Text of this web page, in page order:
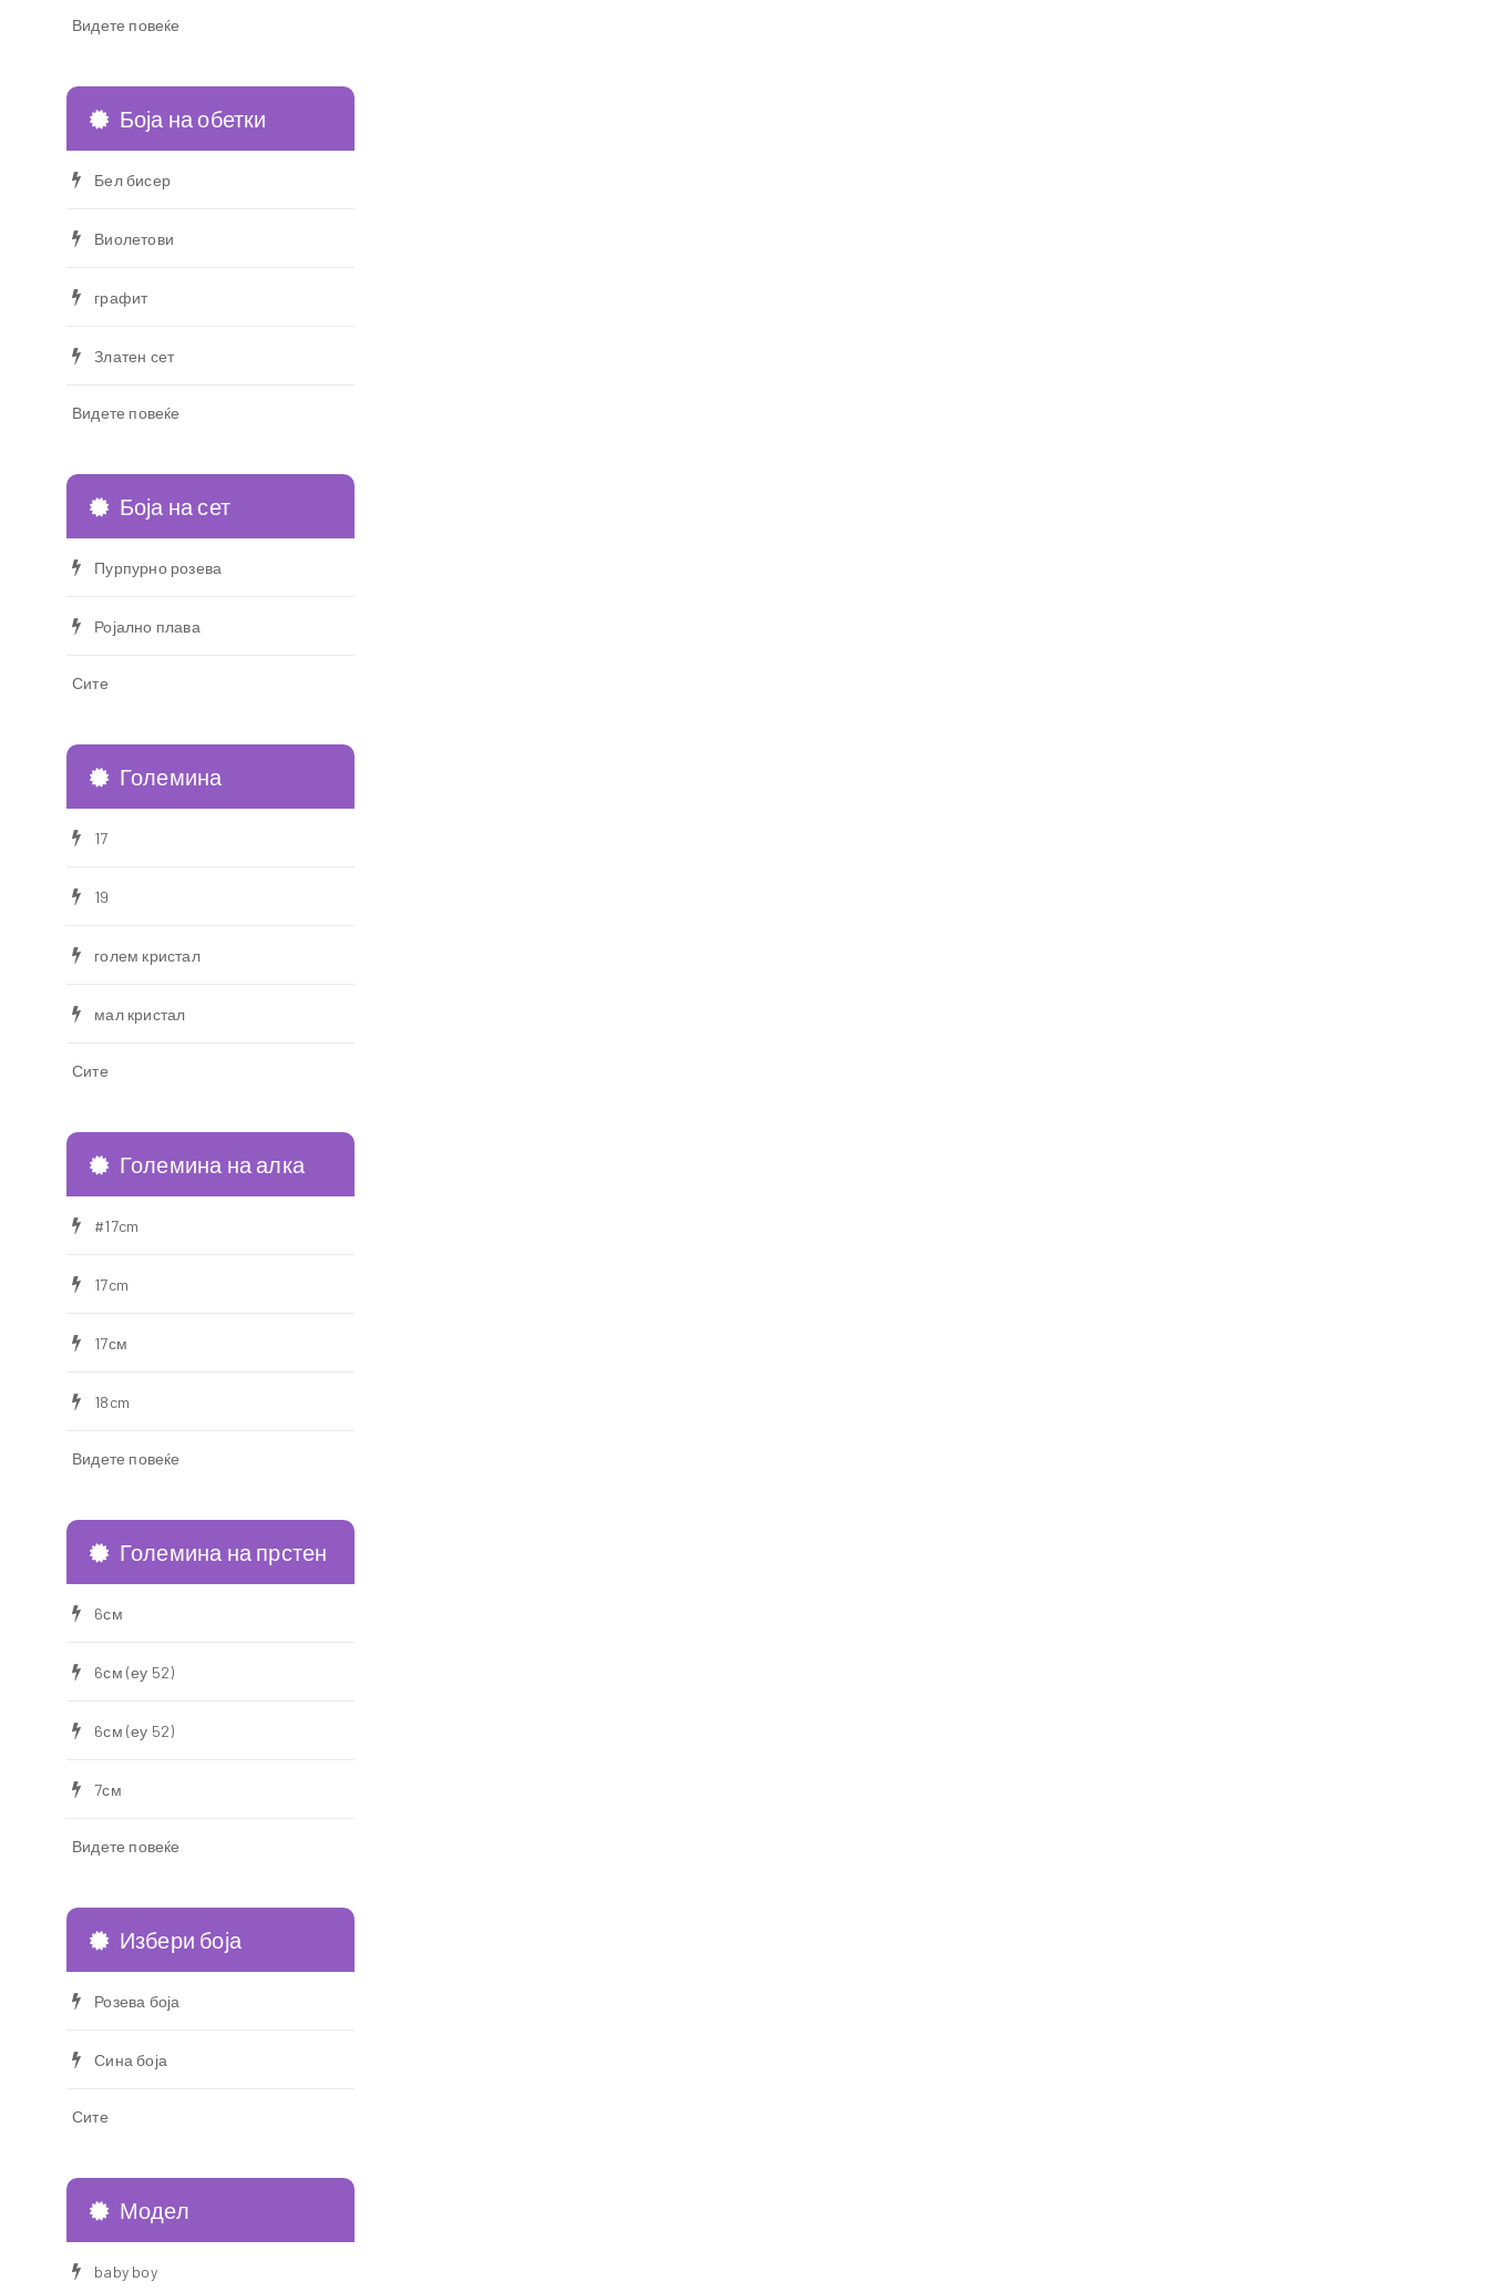
Видете повеќе
Боја на обетки
Бел бисер
Виолетови
графит
Златен сет
Видете повеќе
Боја на сет
Пурпурно розева
Ројално плава
Сите
Големина
17
19
голем кристал
мал кристал
Сите
Големина на алка
#17cm
17cm
17см
18cm
Видете повеќе
Големина на прстен
6см
6см (еу 52)
6см (еу 52)
7см
Видете повеќе
Избери боја
Розева боја
Сина боја
Сите
Модел
baby boy